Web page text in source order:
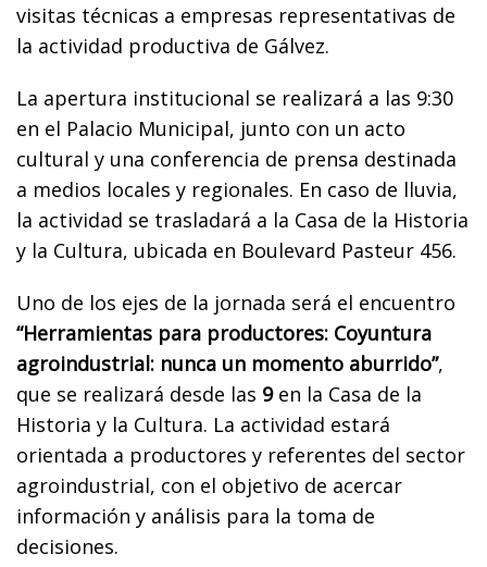
visitas técnicas a empresas representativas de
la actividad productiva de Gálvez.
La apertura institucional se realizará a las 9:30
en el Palacio Municipal, junto con un acto
cultural y una conferencia de prensa destinada
a medios locales y regionales. En caso de lluvia,
la actividad se trasladará a la Casa de la Historia
y la Cultura, ubicada en Boulevard Pasteur 456.
Uno de los ejes de la jornada será el encuentro
“Herramientas para productores: Coyuntura
agroindustrial: nunca un momento aburrido”,
que se realizará desde las 9en la Casa de la
Historia y la Cultura. La actividad estará
orientada a productores y referentes del sector
agroindustrial, con el objetivo de acercar
información y análisis para la toma de
decisiones.